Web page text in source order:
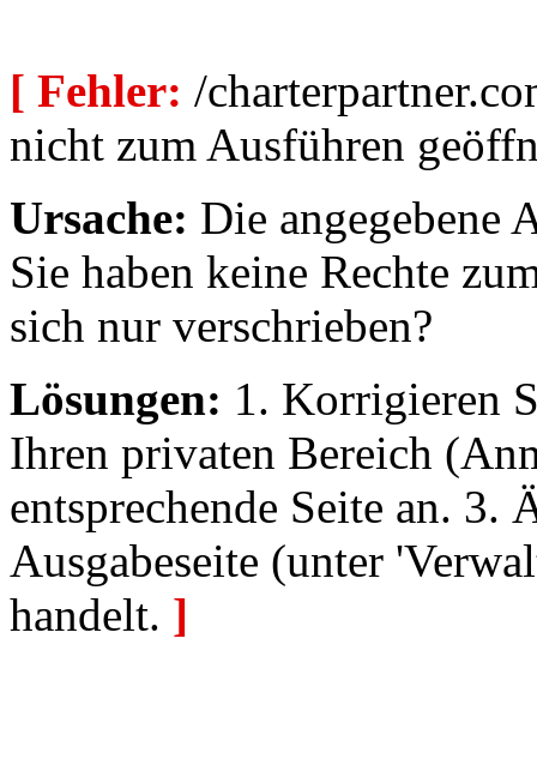
[ Fehler: /
nicht zum Ausführen
Ursache: Die angegebene
Sie haben keine Rechte
sich nur verschrieben?
Lösungen: 1. Korrigieren
Ihren privaten Bereich
entsprechende Seite an. 3.
Ausgabeseite (unter
handelt. ]